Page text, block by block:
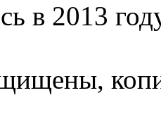
в 2013